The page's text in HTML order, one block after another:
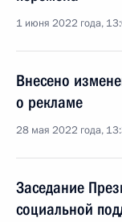
1 июня 2022 года,
Внесено
о рекламе
28 мая 2022 года,
Заседание
социальной